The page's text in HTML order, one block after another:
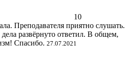
10
Преподавателя приятно слушать.
развёрнуто ответил. В общем,
Спасибо. 27.07.2021